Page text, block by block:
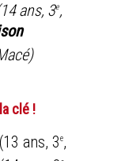
ans, 3e,
clé !
(13 ans, 3e,